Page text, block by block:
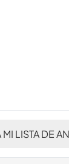
MI LISTA DE